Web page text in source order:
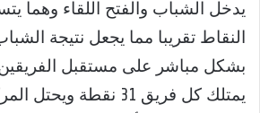
يدخل الشباب والفتح اللقاء وهما
النقاط تقريبا مما يجعل نتيجة
بشكل مباشر على مستقبل
يمتلك كل فريق 31 نقطة